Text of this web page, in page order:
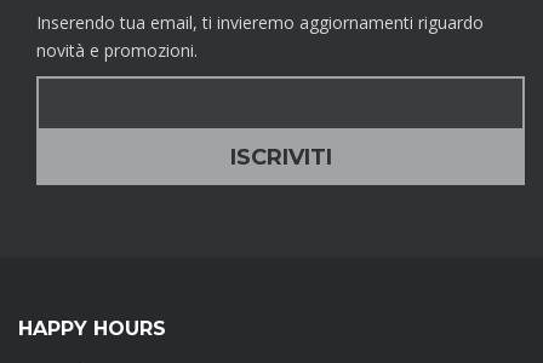
Inserendo tua email, ti invieremo aggiornamenti riguardo
novità e promozioni.
HAPPY HOURS